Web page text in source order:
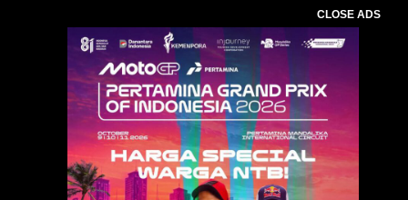
CLOSE ADS